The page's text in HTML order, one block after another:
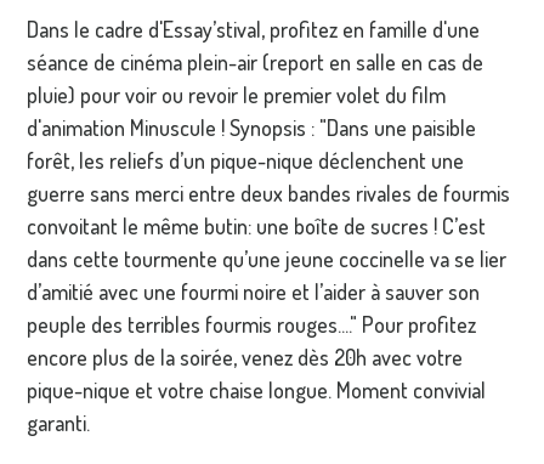
Dans le cadre d'Essay’stival, profitez en famille d'une
séance de cinéma plein-air (report en salle en cas de
pluie) pour voir ou revoir le premier volet du film
d'animation Minuscule !Synopsis : "Dans une paisible
forêt, les reliefs d’un pique-nique déclenchent une
guerre sans merci entre deux bandes rivales de fourmis
convoitant le même butin: une boîte de sucres ! C’est
dans cette tourmente qu’une jeune coccinelle va se lier
d’amitié avec une fourmi noire et l’aider à sauver son
peuple des terribles fourmis rouges...." Pour profitez
encore plus de la soirée, venez dès 20h avec votre
pique-nique et votre chaise longue. Moment convivial
garanti.